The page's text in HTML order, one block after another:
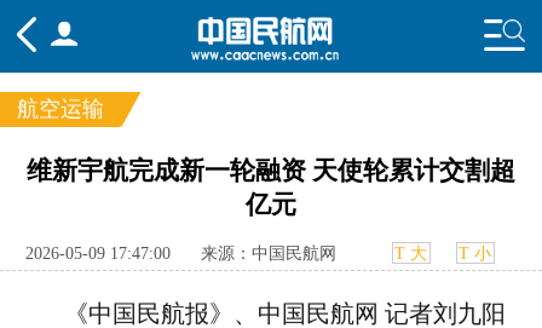
频道
国内
航图 智库 专题 舆情
航空运输
维新宇航完成新一轮融资 天使轮累计交割超
亿元
2026-05-09 17:47:00 来源：中国民航网 T 大 T 小
《中国民航报》、中国民航网 记者刘九阳